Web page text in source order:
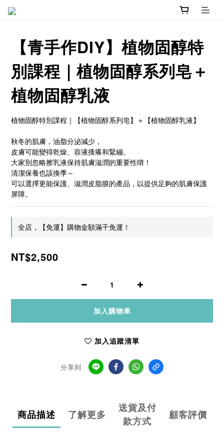
【青手作DIY】植物固醇特
別課程｜植物固醇系列皂＋
植物固醇乳液
植物固醇特別課程｜【植物固醇系列皂】＋【植物固醇乳液】
秋冬的肌膚，油脂分泌減少，
皮膚可能變得乾燥、容液搔癢和緊繃。
大家別忽略擦乳液保持肌膚滋潤的重要性唷！
清潔保養也該換季～
可以選擇更能保護、滋潤皮脂膜的產品，以提供足夠的肌膚保護
屏障。
全店，【免運】購物金額滿千免運！
NT$2,500
加入購物車
加入追蹤清單
分享到
商品描述 了解更多
送貨及付
款方式
顧客評價